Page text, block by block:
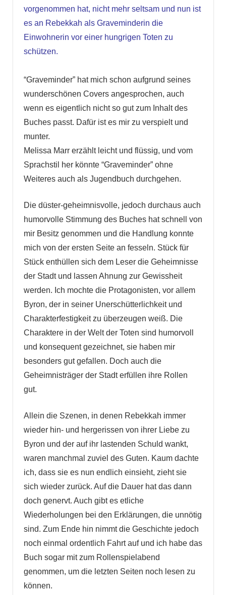
vorgenommen hat, nicht mehr seltsam und nun ist
es an Rebekkah als Graveminderin die
Einwohnerin vor einer hungrigen Toten zu
schützen.
“Graveminder” hat mich schon aufgrund seines
wunderschönen Covers angesprochen, auch
wenn es eigentlich nicht so gut zum Inhalt des
Buches passt. Dafür ist es mir zu verspielt und
munter.
Melissa Marr erzählt leicht und flüssig, und vom
Sprachstil her könnte “Graveminder” ohne
Weiteres auch als Jugendbuch durchgehen.
Die düster-geheimnisvolle, jedoch durchaus auch
humorvolle Stimmung des Buches hat schnell von
mir Besitz genommen und die Handlung konnte
mich von der ersten Seite an fesseln. Stück für
Stück enthüllen sich dem Leser die Geheimnisse
der Stadt und lassen Ahnung zur Gewissheit
werden. Ich mochte die Protagonisten, vor allem
Byron, der in seiner Unerschütterlichkeit und
Charakterfestigkeit zu überzeugen weiß. Die
Charaktere in der Welt der Toten sind humorvoll
und konsequent gezeichnet, sie haben mir
besonders gut gefallen. Doch auch die
Geheimnisträger der Stadt erfüllen ihre Rollen
gut.
Allein die Szenen, in denen Rebekkah immer
wieder hin- und hergerissen von ihrer Liebe zu
Byron und der auf ihr lastenden Schuld wankt,
waren manchmal zuviel des Guten. Kaum dachte
ich, dass sie es nun endlich einsieht, zieht sie
sich wieder zurück. Auf die Dauer hat das dann
doch genervt. Auch gibt es etliche
Wiederholungen bei den Erklärungen, die unnötig
sind. Zum Ende hin nimmt die Geschichte jedoch
noch einmal ordentlich Fahrt auf und ich habe das
Buch sogar mit zum Rollenspielabend
genommen, um die letzten Seiten noch lesen zu
können.